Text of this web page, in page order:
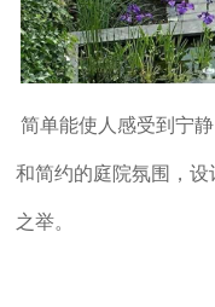
简单能使人感受到宁
和简约的庭院氛围，
之举。